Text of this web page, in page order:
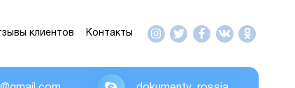
клиентов Контакты